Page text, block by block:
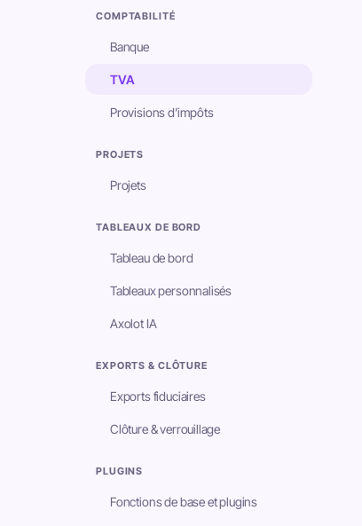
COMPTABILITÉ
Banque
TVA
Provisions d’impôts
PROJETS
Projets
TABLEAUX DE BORD
Tableau de bord
Tableaux personnalisés
Axolot IA
EXPORTS & CLÔTURE
Exports fiduciaires
Clôture & verrouillage
PLUGINS
Fonctions de base et plugins